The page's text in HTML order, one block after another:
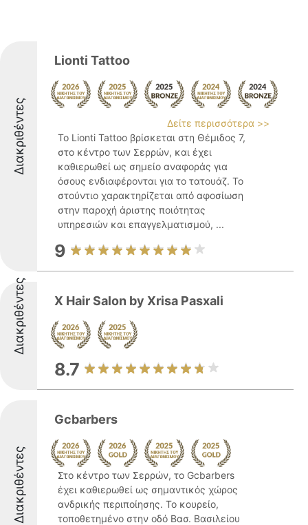
Διακριθέντες
Lionti Tattoo
Δείτε περισσότερα >>
Το Lionti Tattoo βρίσκεται στη Θέμιδος 7,
στο κέντρο των Σερρών, και έχει
καθιερωθεί ως σημείο αναφοράς για
όσους ενδιαφέρονται για το τατουάζ. Το
στούντιο χαρακτηρίζεται από αφοσίωση
στην παροχή άριστης ποιότητας
υπηρεσιών και επαγγελματισμού, ...
9
Διακριθέντες X Hair Salon by Xrisa Pasxali
8.7
Διακριθέντες
Gcbarbers
Στο κέντρο των Σερρών, το Gcbarbers
έχει καθιερωθεί ως σημαντικός χώρος
ανδρικής περιποίησης. Το κουρείο,
τοποθετημένο στην οδό Βασ. Βασιλείου